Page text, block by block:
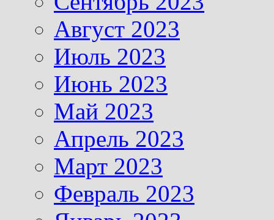
Август 2023
Июль 2023
Июнь 2023
Май 2023
Апрель 2023
Март 2023
Февраль 2023